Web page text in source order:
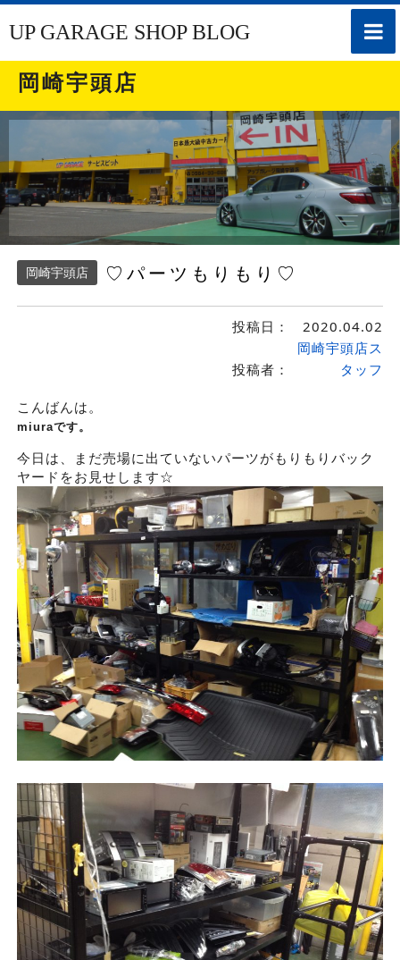
toggle
UP GARAGE SHOP BLOG
岡崎宇頭店
岡崎宇頭店 ♡パーツもりもり♡
投稿日： 2020.04.02
投稿者：
岡崎宇頭店ス
タッフ
こんばんは。
miuraです。
今日は、まだ売場に出ていないパーツがもりもりバック
ヤードをお見せします☆